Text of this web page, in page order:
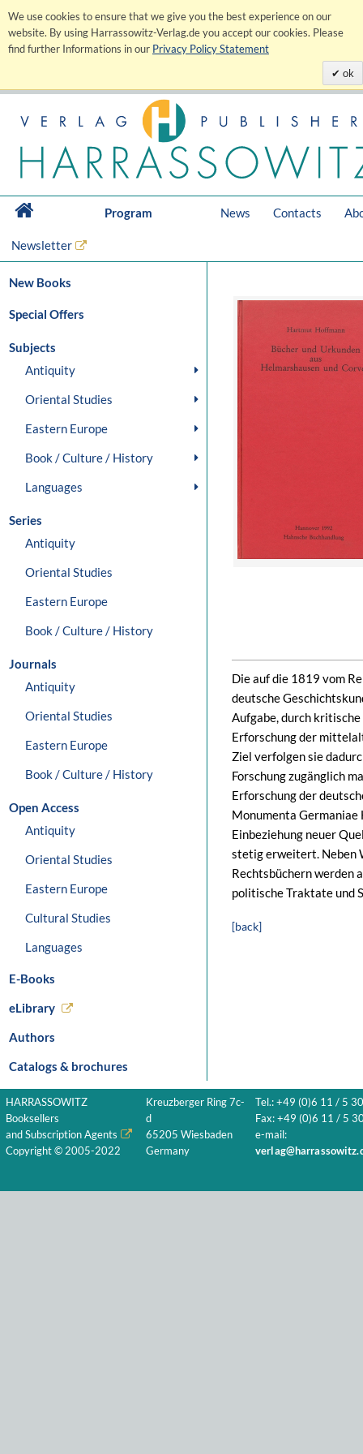
We use cookies to ensure that we give you the best experience on our
website. By using Harrassowitz-Verlag.de you accept our cookies. Please
find further Informations in our Privacy Policy Statement
ok
Program News Contacts
Newsletter
New Books
Special Offers
Subjects
Antiquity
Oriental Studies
Eastern Europe
Book / Culture / History
Languages
Series
Antiquity
Oriental Studies
Eastern Europe
Book / Culture / History
Journals
Antiquity
Oriental Studies
Eastern Europe
Book / Culture / History
Open Access
Antiquity
Oriental Studies
Eastern Europe
Cultural Studies
Languages
E-Books
eLibrary
Authors
Catalogs & brochures
Die auf die 1819 vom
deutsche
Aufgabe, durch
Erforschung der
Ziel verfolgen sie
Forschung zugänglich
Erforschung der
Monumenta Germaniae
Einbeziehung neuer
stetig erweitert. Neben
Rechtsbüchern werden
politische Traktate und
[back]
HARRASSOWITZ
Booksellers
and Subscription Agents
Copyright © 2005-2022
Kreuzberger Ring 7c-
d
65205 Wiesbaden
Germany
Tel.: +49 (0)6 11 / 5
Fax: +49 (0)6 11 / 5
e-mail: